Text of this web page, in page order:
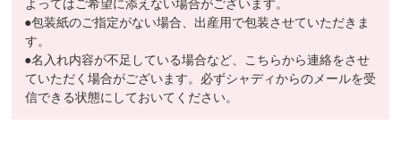
よってはご希望に添えない場合がございます。
●包装紙のご指定がない場合、出産用で包装させていただきま
す。
●名入れ内容が不足している場合など、こちらから連絡をさせ
ていただく場合がございます。必ずシャディからのメールを受
信できる状態にしておいてください。